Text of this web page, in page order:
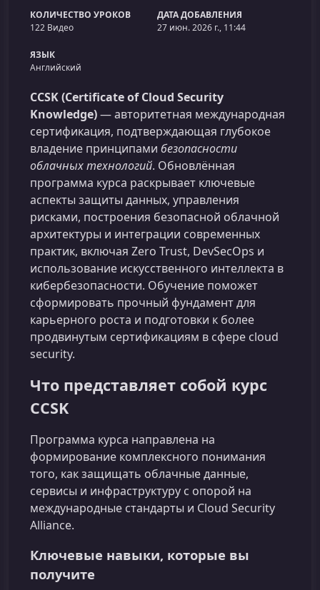
КОЛИЧЕСТВО УРОКОВ
122 Видео
ДАТА ДОБАВЛЕНИЯ
27 июн. 2026 г., 11:44
ЯЗЫК
Английский
CCSK (Certificate of Cloud Security
Knowledge)— авторитетная международная
сертификация, подтверждающая глубокое
владение принципами безопасности
облачных технологий. Обновлённая
программа курса раскрывает ключевые
аспекты защиты данных, управления
рисками, построения безопасной облачной
архитектуры и интеграции современных
практик, включая Zero Trust, DevSecOps и
использование искусственного интеллекта в
кибербезопасности. Обучение поможет
сформировать прочный фундамент для
карьерного роста и подготовки к более
продвинутым сертификациям в сфере cloud
security.
Что представляет собой курс
CCSK
Программа курса направлена на
формирование комплексного понимания
того, как защищать облачные данные,
сервисы и инфраструктуру с опорой на
международные стандарты и Cloud Security
Alliance.
Ключевые навыки, которые вы
получите